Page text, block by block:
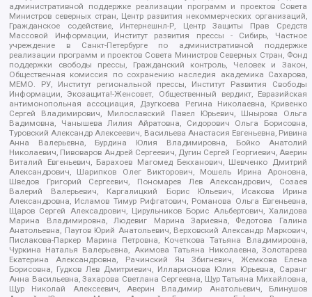
административной поддержке реализации программ и проектов Совета
Министров северных стран, Центр развития некоммерческих организаций,
Гражданское содействие, Интернешнл-Р, Центр Защиты Прав Средств
Массовой Информации, Институт развития прессы - Сибирь, Частное
учреждение в Санкт-Петербурге по административной поддержке
реализации программ и проектов Совета Министров Северных Стран, Фонд
поддержки свободы прессы, Гражданский контроль, Человек и Закон,
Общественная комиссия по сохранению наследия академика Сахарова,
МЕМО. РУ, Институт региональной прессы, Институт Развития Свободы
Информации, Экозащита!-Женсовет, Общественный вердикт, Евразийская
антимонопольная ассоциация, Дзугкоева Регина Николаевна, Кривенко
Сергей Владимирович, Милославский Павел Юрьевич, Шнырова Ольга
Вадимовна, Чанышева Лилия Айратовна, Сидорович Ольга Борисовна,
Туровский Александр Алексеевич, Васильева Анастасия Евгеньевна, Ривина
Анна Валерьевна, Бурдина Юлия Владимировна, Бойко Анатолий
Николаевич, Пивоваров Андрей Сергеевич, Дугин Сергей Георгиевич, Аверин
Виталий Евгеньевич, Барахоев Магомед Бекханович, Шевченко Дмитрий
Александрович, Шарипков Олег Викторович, Мошель Ирина Ароновна,
Шведов Григорий Сергеевич, Пономарев Лев Александрович, Созаев
Валерий Валерьевич, Каргалицкий Борис Юльевич, Исакова Ирина
Александровна, Исламов Тимур Рифгатович, Романова Ольга Евгеньевна,
Щаров Сергей Алексадрович, Цирульников Борис Альбертович, Халидова
Марина Владимировна, Людевиг Марина Зариевна, Федотова Галина
Анатольевна, Паутов Юрий Анатольевич, Верховский Александр Маркович,
Пислакова-Паркер Марина Петровна, Кочеткова Татьяна Владимировна,
Чуркина Наталья Валерьевна, Акимова Татьяна Николаевна, Золотарева
Екатерина Александровна, Рачинский Ян Збигневич, Жемкова Елена
Борисовна, Гудков Лев Дмитриевич, Илларионова Юлия Юрьевна, Саранг
Анна Васильевна, Захарова Светлана Сергеевна, Щур Татьяна Михайловна,
Щур Николай Алексеевич, Аверин Владимир Анатольевич, Блинушов